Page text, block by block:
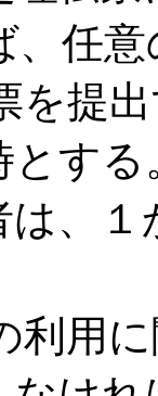
、任
提出
とす
は、
用に